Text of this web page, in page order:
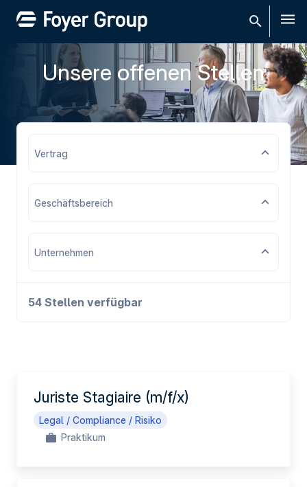
DE
Unsere offenen Stellen
Vertrag
Geschäftsbereich
Unternehmen
54 Stellen verfügbar
Juriste Stagiaire (m/f/x)
Legal / Compliance / Risiko
Praktikum